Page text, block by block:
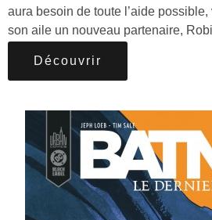
aura besoin de toute l’aide
son aile un nouveau partenaire,
Découvrir